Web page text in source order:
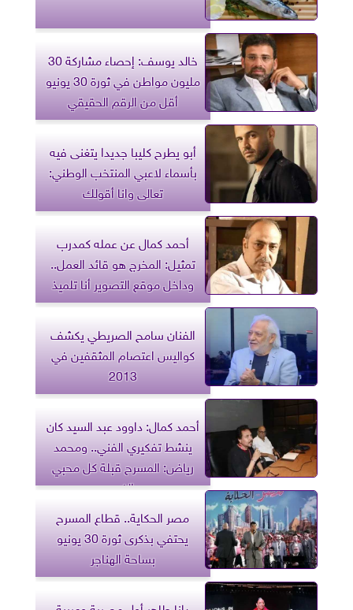
خالد يوسف: إحصاء مشاركة 30
مليون مواطن في ثورة 30 يونيو
أقل من الرقم الحقيقي
أبو يطرح كليبا جديدا يتغنى فيه
بأسماء لاعبي المنتخب الوطني:
تعالى وانا أقولك
أحمد كمال عن عمله كمدرب
تمثيل: المخرج هو قائد العمل..
وداخل موقع التصوير أنا تلميذ
الفنان سامح الصريطي يكشف
كواليس اعتصام المثقفين في
2013
أحمد كمال: داوود عبد السيد كان
ينشط تفكيري الفني.. ومحمد
رياض: المسرح قبلة كل محبي
الفن
مصر الحكاية.. قطاع المسرح
يحتفي بذكرى ثورة 30 يونيو
بساحة الهناجر